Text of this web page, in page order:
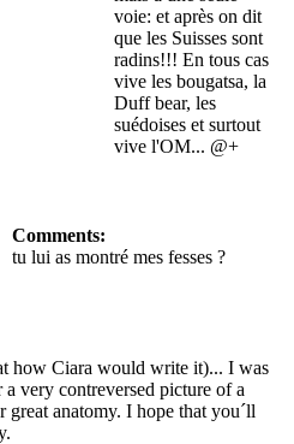
voie: et après on dit
que les Suisses sont
radins!!! En tous cas
vive les bougatsa, la
Duff bear, les
suédoises et surtout
vive l'OM... @+
Comments:
tu lui as montré mes fesses ?
how Ciara would write it)... I was
very contreversed picture of a
great anatomy. I hope that you´ll